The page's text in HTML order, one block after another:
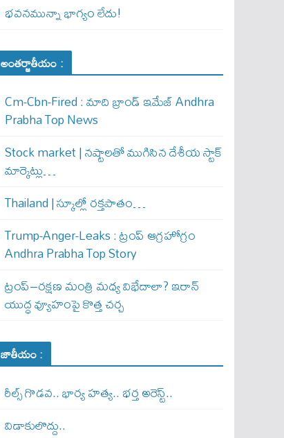
భవనమున్నా భాగ్యం లేదు!
అంతర్జాతీయం :
Cm-Cbn-Fired : మాది బ్రాండ్ ఇమేజ్ Andhra
Prabha Top News
Stock market | నష్టాలతో ముగిసిన దేశీయ స్టాక్
మార్కెట్లు…
Thailand | స్కూల్లో రక్తపాతం…
Trump-Anger-Leaks : ట్రంప్ ఆగ్ర‌హోగ్రం
Andhra Prabha Top Story
ట్రంప్–రక్షణ మంత్రి మధ్య విభేదాలా? ఇరాన్
యుద్ధ వ్యూహంపై కొత్త చర్చ
జాతీయం :
రీల్స్ గొడవ.. భార్య హత్య.. భర్త అరెస్ట్..
విడాకులొద్దు..